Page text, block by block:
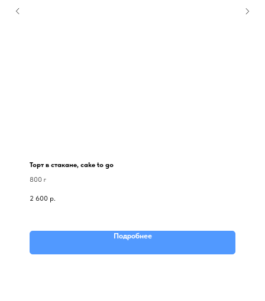
Торт в стакане, cake to go
800 г
2 600 р.
Подробнее